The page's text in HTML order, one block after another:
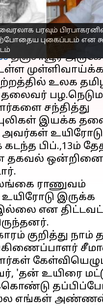
பரவும்
புகைப்படம் என
Feb 15, 2023 12:31 pm
தஞ்சாவூர் அருகே
உலக
தலைவர்
சந்தித்து
இயக்க
அவர்கள் உயிரோடு
பிப்.,13ம்
தகவல் ஒன்றினை
ராணுவம்
உயிரோடு இருக்க
என
குறித்து நாம்
'தன் உயிரை
எங்கள்